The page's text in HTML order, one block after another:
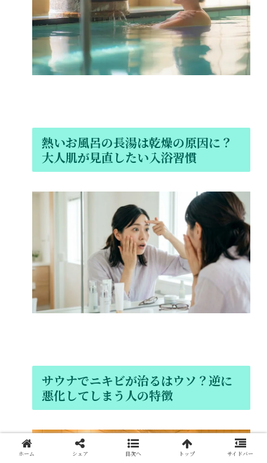
熱いお風呂の長湯は乾燥の原因に？
大人肌が見直したい入浴習慣
サウナでニキビが治るはウソ？逆に
悪化してしまう人の特徴
ホーム シェア 目次へ トップ サイドバー